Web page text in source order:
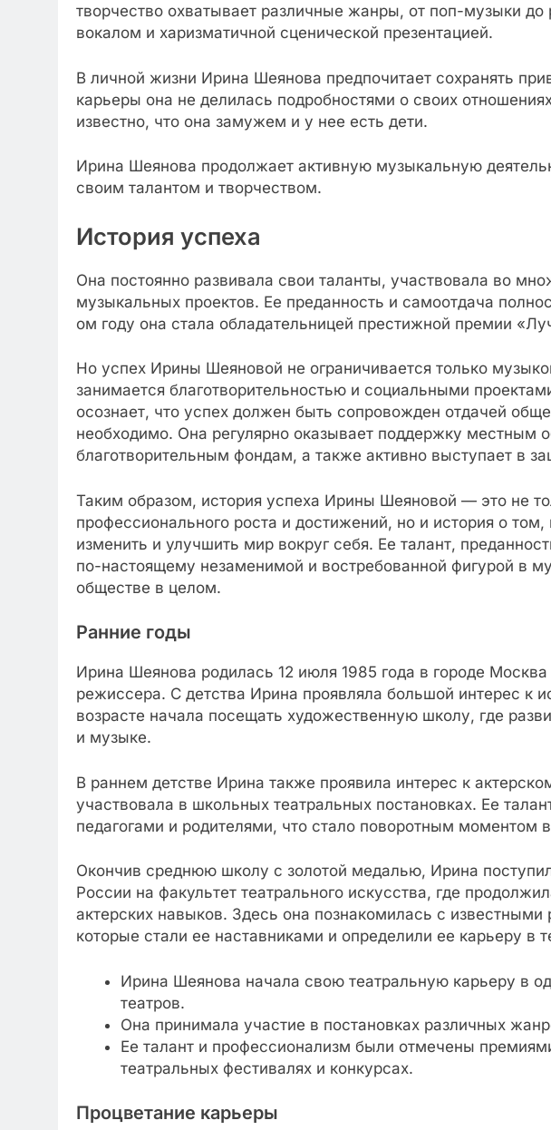
творчество охватывает различные жанры, от поп-музыки до
вокалом и харизматичной сценической презентацией.
В личной жизни Ирина Шеянова предпочитает сохранять
карьеры она не делилась подробностями о своих
известно, что она замужем и у нее есть дети.
Ирина Шеянова продолжает активную музыкальную
своим талантом и творчеством.
История успеха
Она постоянно развивала свои таланты, участвовала во
музыкальных проектов. Ее преданность и самоотдача
ом году она стала обладательницей престижной премии
Но успех Ирины Шеяновой не ограничивается только
занимается благотворительностью и социальными
осознает, что успех должен быть сопровожден отдачей
необходимо. Она регулярно оказывает поддержку местным
благотворительным фондам, а также активно выступает в
Таким образом, история успеха Ирины Шеяновой — это не
профессионального роста и достижений, но и история о
изменить и улучшить мир вокруг себя. Ее талант,
по-настоящему незаменимой и востребованной фигурой в
обществе в целом.
Ранние годы
Ирина Шеянова родилась 12 июля 1985 года в городе Москва
режиссера. С детства Ирина проявляла большой интерес к
возрасте начала посещать художественную школу, где
и музыке.
В раннем детстве Ирина также проявила интерес к
участвовала в школьных театральных постановках. Ее
педагогами и родителями, что стало поворотным моментом
Окончив среднюю школу с золотой медалью, Ирина
России на факультет театрального искусства, где
актерских навыков. Здесь она познакомилась с
которые стали ее наставниками и определили ее карьеру в
Ирина Шеянова начала свою театральную карьеру в
театров.
Она принимала участие в постановках различных
Ее талант и профессионализм были отмечены
театральных фестивалях и конкурсах.
Процветание карьеры